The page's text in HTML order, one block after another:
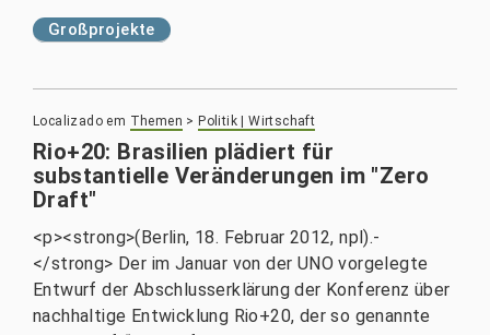
Großprojekte
Localizado em Themen > Politik | Wirtschaft
Rio+20: Brasilien plädiert für
substantielle Veränderungen im "Zero
Draft"
<p><strong>(Berlin, 18. Februar 2012, npl).-
</strong> Der im Januar von der UNO vorgelegte
Entwurf der Abschlusserklärung der Konferenz über
nachhaltige Entwicklung Rio+20, der so genannte